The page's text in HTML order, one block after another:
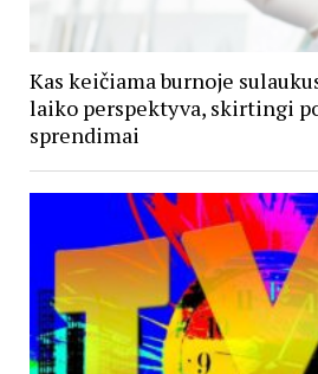
Kas keičiama burnoje
laiko perspektyva, skirtingi
sprendimai